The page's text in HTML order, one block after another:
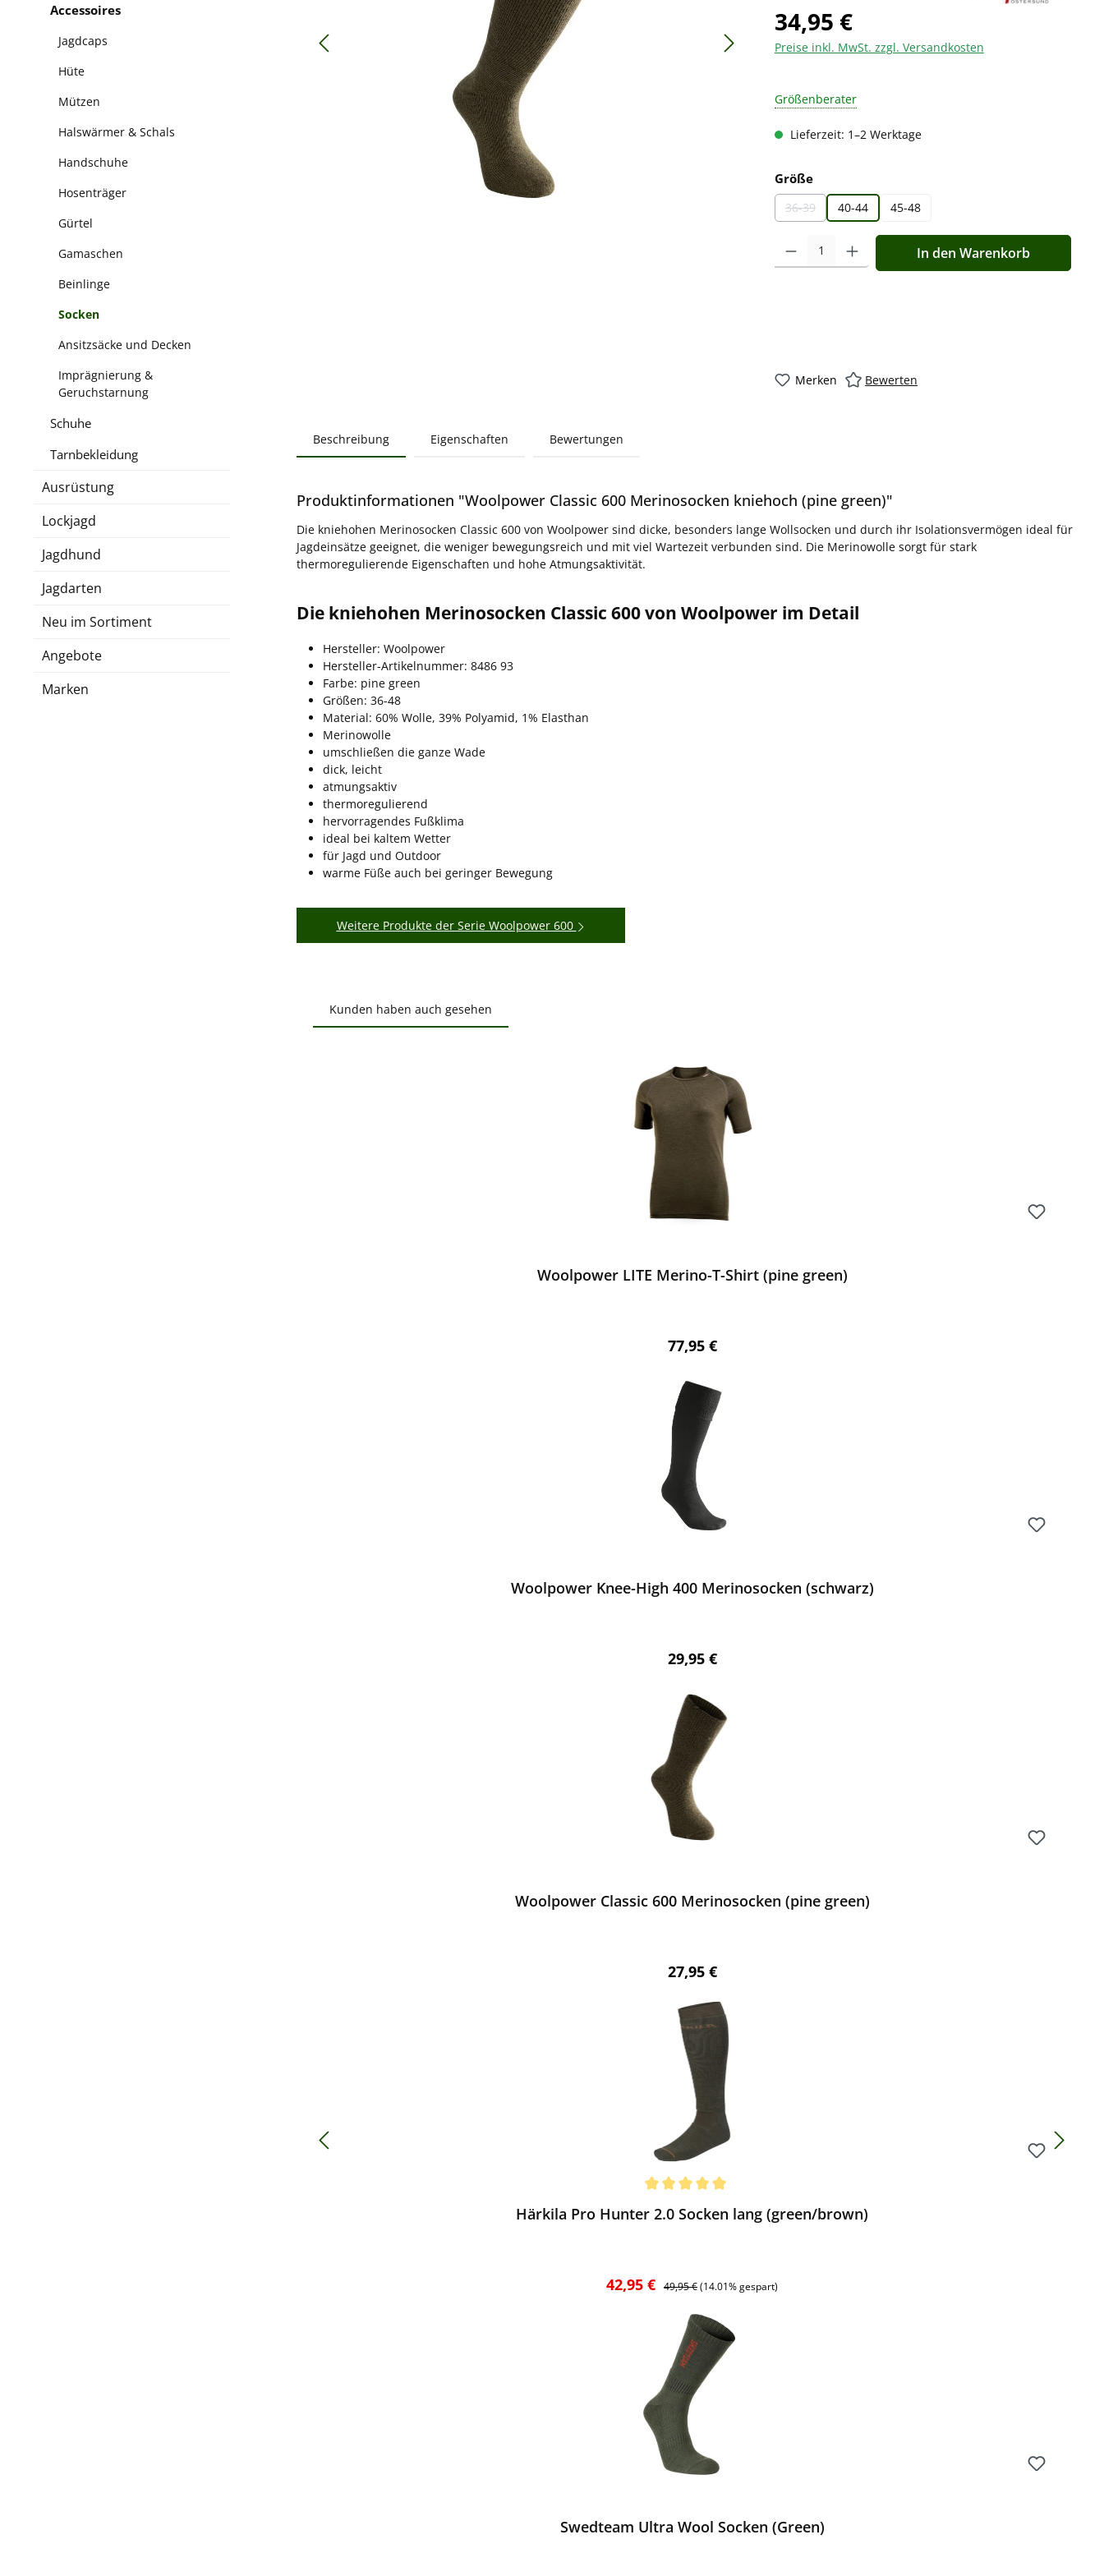
Accessoires
Jagdcaps
Hüte
Mützen
Halswärmer & Schals
Handschuhe
Hosenträger
Gürtel
Gamaschen
Beinlinge
Socken
Ansitzsäcke und Decken
Imprägnierung &
Geruchstarnung
Schuhe
Tarnbekleidung
Ausrüstung
Lockjagd
Jagdhund
Jagdarten
Neu im Sortiment
Angebote
Marken
34,95 €
Preise inkl. MwSt. zzgl. Versandkosten
Größenberater
Lieferzeit: 1–2 Werktage
Größeauswählen
36-39
(Diese Option ist zurzeit nicht verfügbar.)
40-44 45-48
Produkt Anzahl: Gib den gewünschten Wert ein oder
In den Warenkorb
Merken Bewerten
Beschreibung Eigenschaften Bewertungen
Produktinformationen "Woolpower Classic 600 Merinosocken kniehoch (pine green)"
Die kniehohen Merinosocken Classic 600 von Woolpower sind dicke, besonders lange Wollsocken und durch ihr Isolationsvermögen ideal für
Jagdeinsätze geeignet, die weniger bewegungsreich und mit viel Wartezeit verbunden sind. Die Merinowolle sorgt für stark
thermoregulierende Eigenschaften und hohe Atmungsaktivität.
Die kniehohen Merinosocken Classic 600 von Woolpower im Detail
Hersteller: Woolpower
Hersteller-Artikelnummer: 8486 93
Farbe: pine green
Größen: 36-48
Material: 60% Wolle, 39% Polyamid, 1% Elasthan
Merinowolle
umschließen die ganze Wade
dick, leicht
atmungsaktiv
thermoregulierend
hervorragendes Fußklima
ideal bei kaltem Wetter
für Jagd und Outdoor
warme Füße auch bei geringer Bewegung
Weitere Produkte der Serie Woolpower 600
Kunden haben auch gesehen
Woolpower LITE Merino-T-Shirt (pine green)
Regulärer Preis:
77,95 €
Woolpower Knee-High 400 Merinosocken (schwarz)
Regulärer Preis:
29,95 €
Woolpower Classic 600 Merinosocken (pine green)
Regulärer Preis:
27,95 €
Härkila Pro Hunter 2.0 Socken lang (green/brown)
Verkaufspreis:
42,95 € Regulärer Preis:
49,95 €(14.01% gespart)
Swedteam Ultra Wool Socken (Green)